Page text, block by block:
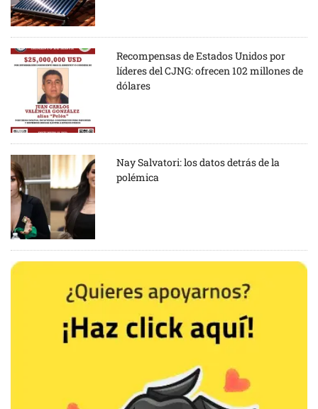
Recompensas de Estados Unidos por
líderes del CJNG: ofrecen 102 millones de
dólares
Nay Salvatori: los datos detrás de la
polémica